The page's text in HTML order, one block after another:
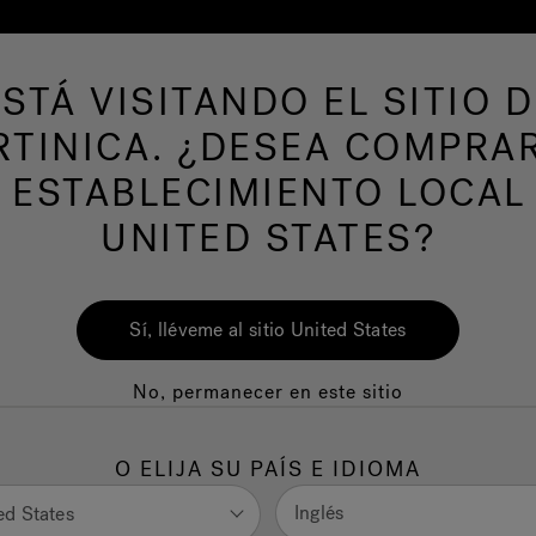
de hidromasaje Más productos Nuestra
VISITANDO EL SITIO
¿DESEA
ESTABLECIMIENTO LOCAL
UNITED STATES?
Sí, lléveme al sitio United States
No, permanecer en este sitio
O ELIJA SU PAÍS E IDIOMA
States Inglés